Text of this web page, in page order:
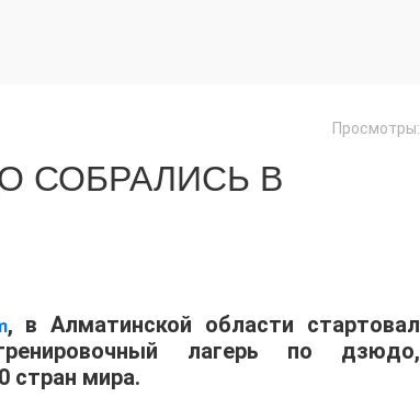
Просмотры:
СОБРАЛИСЬ В
, в Алматинской области стартовал
лагерь по дзюдо,
стран мира.